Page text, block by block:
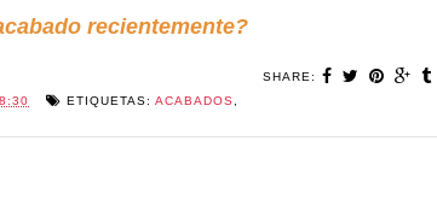
recientemente?
SHARE:
8:30 ETIQUETAS: ACABADOS